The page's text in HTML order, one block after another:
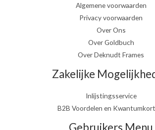
Algemene voorwaarden
Privacy voorwaarden
Over Ons
Over Goldbuch
Over Deknudt Frames
Zakelijke
Inlijstingsservice
B2B Voordelen en